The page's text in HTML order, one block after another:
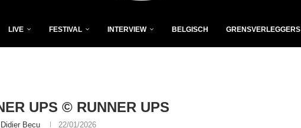
LIVE FESTIVAL INTERVIEW BELGISCH GRENSVERLEGGERS
UPS © RUNNER UPS
Didier Becu 22/01/2026